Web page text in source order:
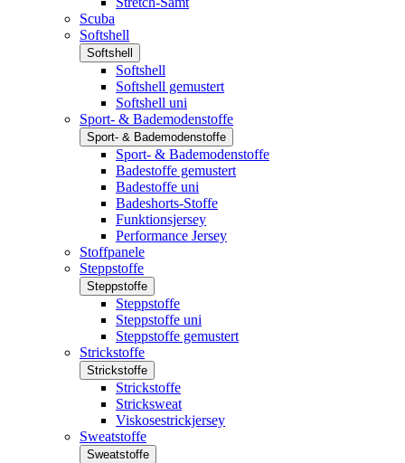
Scuba
Softshell
Softshell
Softshell
Softshell gemustert
Softshell uni
Sport- & Bademodenstoffe
Sport- & Bademodenstoffe
Sport- & Bademodenstoffe
Badestoffe gemustert
Badestoffe uni
Badeshorts-Stoffe
Funktionsjersey
Performance Jersey
Stoffpanele
Steppstoffe
Steppstoffe
Steppstoffe
Steppstoffe uni
Steppstoffe gemustert
Strickstoffe
Strickstoffe
Strickstoffe
Stricksweat
Viskosestrickjersey
Sweatstoffe
Sweatstoffe